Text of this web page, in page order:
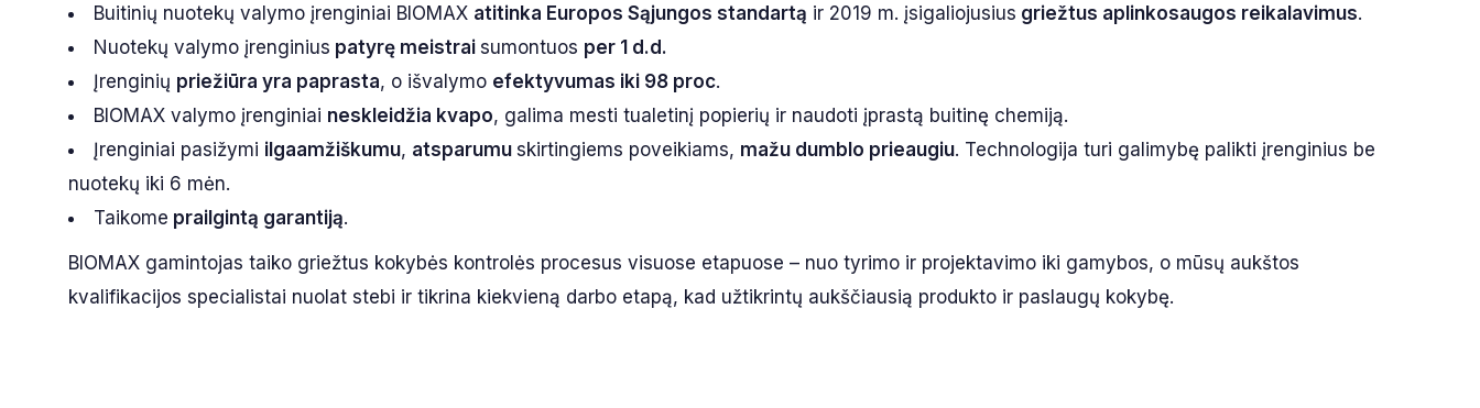
Buitinių nuotekų valymo įrenginiai BIOMAX atitinka Europos Sąjungos standartą ir 2019 m. įsigaliojusius griežtus aplinkosaugos reikalavimus.
Nuotekų valymo įrenginius patyrę meistrai sumontuos per 1 d.d.
Įrenginių priežiūra yra paprasta, o išvalymo efektyvumas iki 98 proc.
BIOMAX valymo įrenginiai neskleidžia kvapo, galima mesti tualetinį popierių ir naudoti įprastą buitinę chemiją.
Įrenginiai pasižymi ilgaamžiškumu, atsparumu skirtingiems poveikiams, mažu dumblo prieaugiu. Technologija turi galimybę palikti įrenginius be
nuotekų iki 6 mėn.
Taikome prailgintą garantiją.
BIOMAX gamintojas taiko griežtus kokybės kontrolės procesus visuose etapuose – nuo tyrimo ir projektavimo iki gamybos, o mūsų aukštos
kvalifikacijos specialistai nuolat stebi ir tikrina kiekvieną darbo etapą, kad užtikrintų aukščiausią produkto ir paslaugų kokybę.